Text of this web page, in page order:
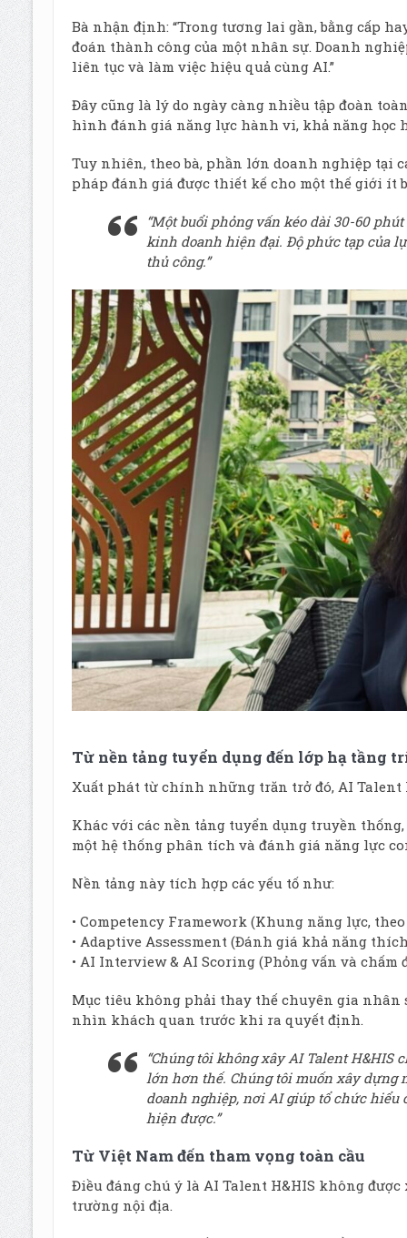
Bà nhận định: “Trong tương lai gần, bằng cấp
đoán thành công của một nhân sự. Doanh
liên tục và làm việc hiệu quả cùng AI.”
Đây cũng là lý do ngày càng nhiều tập đoàn
hình đánh giá năng lực hành vi, khả năng học
Tuy nhiên, theo bà, phần lớn doanh nghiệp tại
pháp đánh giá được thiết kế cho một thế giới ít
“Một buổi phỏng vấn kéo dài 30-60
kinh doanh hiện đại. Độ phức tạp của
thủ công.”
Từ nền tảng tuyển dụng đến lớp hạ tầng
Xuất phát từ chính những trăn trở đó, AI Talent
Khác với các nền tảng tuyển dụng truyền
một hệ thống phân tích và đánh giá năng lực
Nền tảng này tích hợp các yếu tố như:
• Competency Framework (Khung năng lực,
• Adaptive Assessment (Đánh giá khả năng
• AI Interview & AI Scoring (Phỏng vấn và chấm
Mục tiêu không phải thay thế chuyên gia nhân
nhìn khách quan trước khi ra quyết định.
“Chúng tôi không xây AI Talent H&HIS
lớn hơn thế. Chúng tôi muốn xây
doanh nghiệp, nơi AI giúp tổ chức hiểu
hiện được.”
Từ Việt Nam đến tham vọng toàn cầu
Điều đáng chú ý là AI Talent H&HIS không
trường nội địa.